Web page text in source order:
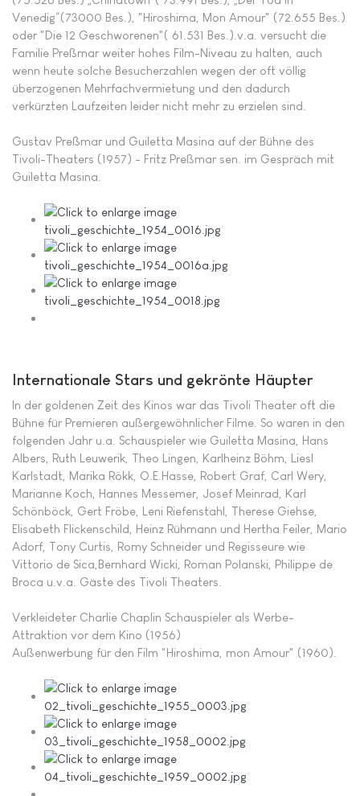
Venedig“(73000 Bes.), "Hiroshima, Mon Amour" (72.655 Bes.)
oder "Die 12 Geschworenen"( 61.531 Bes.).v.a. versucht die
Familie Preßmar weiter hohes Film-Niveau zu halten, auch
wenn heute solche Besucherzahlen wegen der oft völlig
überzogenen Mehrfachvermietung und den dadurch
verkürzten Laufzeiten leider nicht mehr zu erzielen sind.
Gustav Preßmar und Guiletta Masina auf der Bühne des
Tivoli-Theaters (1957) - Fritz Preßmar sen. im Gespräch mit
Guiletta Masina.
Internationale Stars und gekrönte Häupter
In der goldenen Zeit des Kinos war das Tivoli Theater oft die
Bühne für Premieren außergewöhnlicher Filme. So waren in den
folgenden Jahr u.a. Schauspieler wie Guiletta Masina, Hans
Albers, Ruth Leuwerik, Theo Lingen, Karlheinz Böhm, Liesl
Karlstadt, Marika Rökk, O.E.Hasse, Robert Graf, Carl Wery,
Marianne Koch, Hannes Messemer, Josef Meinrad, Karl
Schönböck, Gert Fröbe, Leni Riefenstahl, Therese Giehse,
Elisabeth Flickenschild, Heinz Rühmann und Hertha Feiler, Mario
Adorf, Tony Curtis, Romy Schneider und Regisseure wie
Vittorio de Sica,Bernhard Wicki, Roman Polanski, Philippe de
Broca u.v.a. Gäste des Tivoli Theaters.
Verkleideter Charlie Chaplin Schauspieler als Werbe-
Attraktion vor dem Kino (1956)
Außenwerbung für den Film "Hiroshima, mon Amour" (1960).